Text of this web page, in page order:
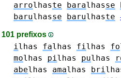
arrolhaste baralhasse
barulhasse barulhaste
101 prefixos
ilhas falhas filhas fo
molhas pilhas pulhas
abelhas amalhas bri